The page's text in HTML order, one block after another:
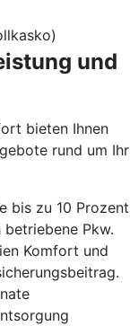
und
bieten Ihnen
rund um Ihr
bis zu 10 Prozent
Pkw.
Komfort und